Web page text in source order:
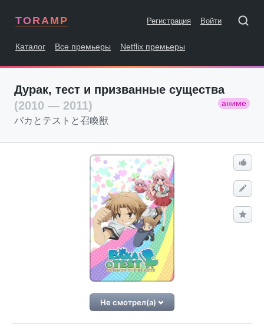
TORAMP Регистрация Войти
Каталог Все премьеры Netflix премьеры
Дурак, тест и призванные существа
(2010 — 2011)
аниме
バカとテストと召喚獣
Не смотрел(а)